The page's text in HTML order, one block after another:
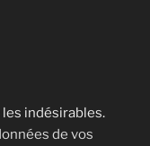
indésirables.
de vos